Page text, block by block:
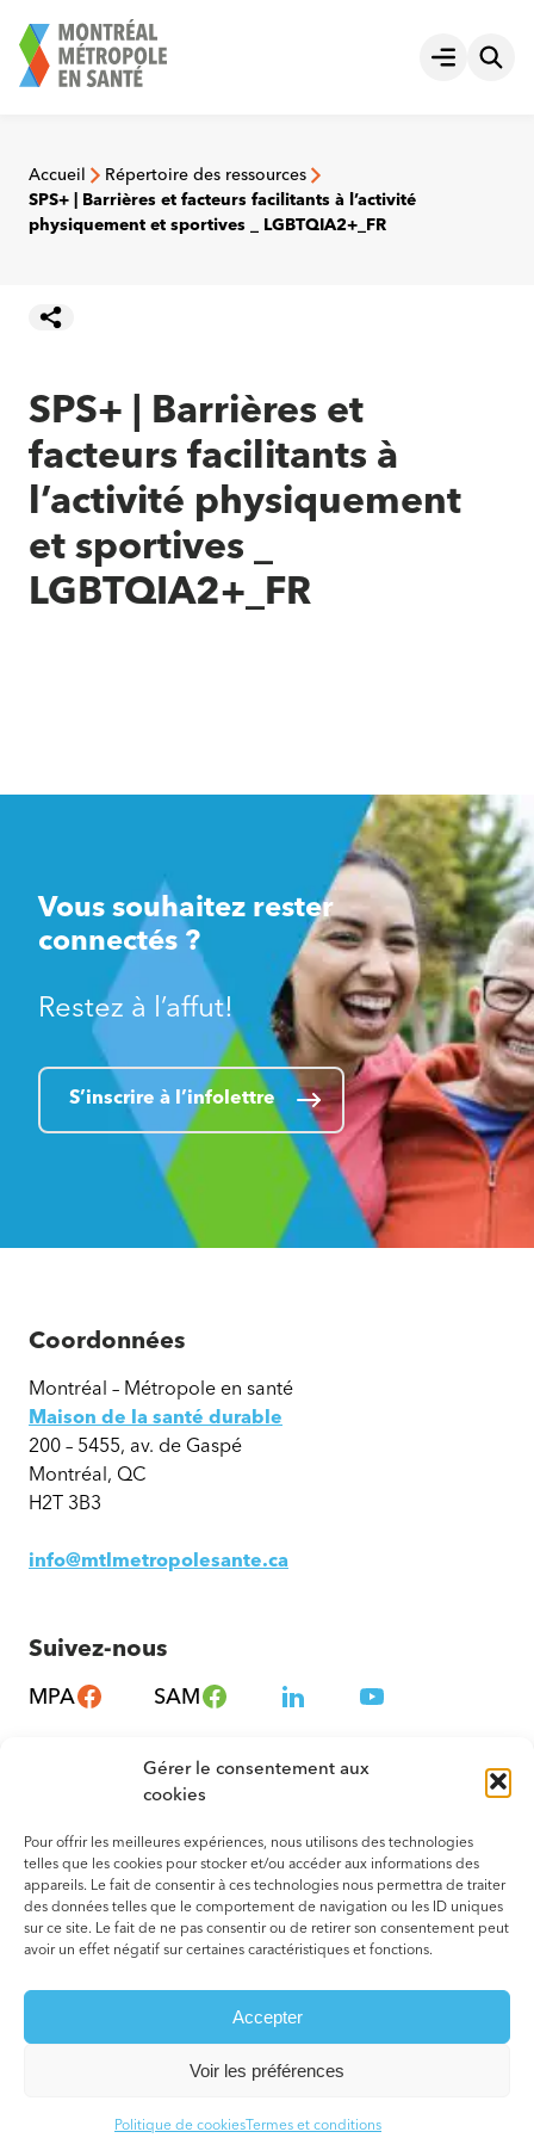
Gérer le consentement aux
cookies
Pour offrir les meilleures expériences, nous utilisons des technologies
telles que les cookies pour stocker et/ou accéder aux informations des
appareils. Le fait de consentir à ces technologies nous permettra de traiter
des données telles que le comportement de navigation ou les ID uniques
sur ce site. Le fait de ne pas consentir ou de retirer son consentement peut
avoir un effet négatif sur certaines caractéristiques et fonctions.
Accepter
Voir les préférences
Politique de cookiesTermes et conditions
au
contenu
Ouvrir le
Accueil
Répertoire des ressources
SPS+ | Barrières et facteurs facilitants à l’activité
physiquement et sportives _ LGBTQIA2+_FR
SPS+ | Barrières et
facteurs facilitants à
l’activité physiquement
et sportives _
LGBTQIA2+_FR
Vous souhaitez rester
connectés ?
Restez à l’affut!
S’inscrire à l’infolettre
Coordonnées
Montréal – Métropole en santé
Maison de la santé durable
200 – 5455, av. de Gaspé
Montréal, QC
H2T 3B3
info@mtlmetropolesante.ca
Suivez-nous
MPA SAM